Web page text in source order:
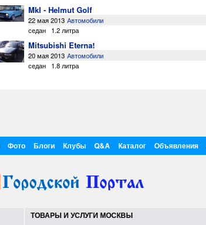
MkI - Helmut Golf
22 мая 2013 Автомобили
седан
1.2 литра
Mitsubishi Eterna!
20 мая 2013 Автомобили
седан
1.8 литра
Фото Блоги Клубы Q&A Каталог Объявления
ТОВАРЫ И УСЛУГИ МОСКВЫ